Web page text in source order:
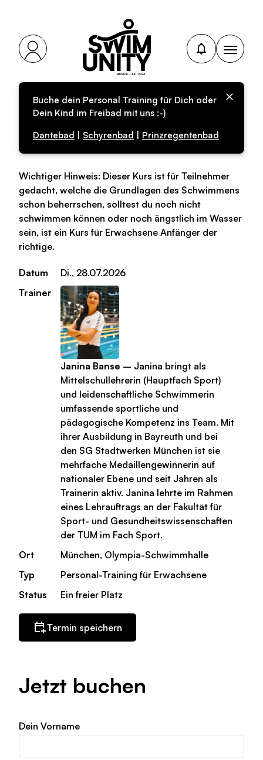
Buche dein Personal Training für Dich oder
Dein Kind im Freibad mit uns :-)
Dantebad
Schyrenbad Prinzregentenbad
Personal-Training für
Erwachsene
Wichtiger Hinweis: Dieser Kurs ist für Teilnehmer
gedacht, welche die Grundlagen des Schwimmens
schon beherrschen, solltest du noch nicht
schwimmen können oder noch ängstlich im Wasser
sein, ist ein Kurs für Erwachsene Anfänger der
richtige.
Datum
Di., 28.07.2026
Trainer
Janina Banse – Janina bringt als
Mittelschullehrerin (Hauptfach Sport)
und leidenschaftliche Schwimmerin
umfassende sportliche und
pädagogische Kompetenz ins Team. Mit
ihrer Ausbildung in Bayreuth und bei
den SG Stadtwerken München ist sie
mehrfache Medaillengewinnerin auf
nationaler Ebene und seit Jahren als
Trainerin aktiv. Janina lehrte im Rahmen
eines Lehrauftrags an der Fakultät für
Sport- und Gesundheitswissenschaften
der TUM im Fach Sport.
Ort
München, Olympia-Schwimmhalle
Typ
Personal-Training für Erwachsene
Status
Ein freier Platz
Termin speichern
Jetzt buchen
Dein Vorname